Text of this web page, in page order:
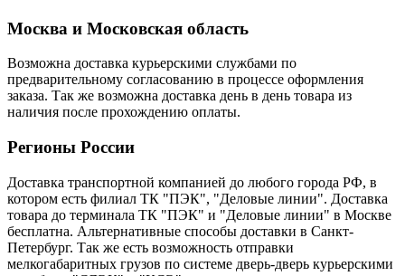
Москва и Московская область
Возможна доставка курьерскими службами по
предварительному согласованию в процессе оформления
заказа. Так же возможна доставка день в день товара из
наличия после прохождению оплаты.
Регионы России
Доставка транспортной компанией до любого города РФ, в
котором есть филиал ТК "ПЭК", "Деловые линии". Доставка
товара до терминала ТК "ПЭК" и "Деловые линии" в Москве
бесплатна. Альтернативные способы доставки в Санкт-
Петербург. Так же есть возможность отправки
мелкогабаритных грузов по системе дверь-дверь курьерскими